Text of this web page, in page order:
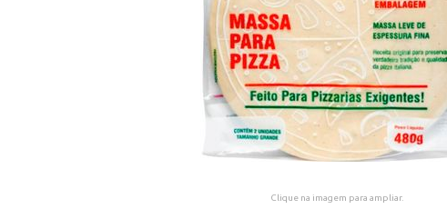
Clique na imagem para ampliar.